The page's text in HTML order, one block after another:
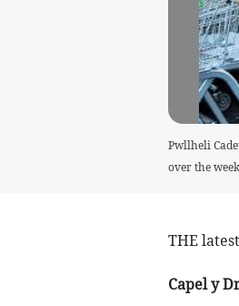
Pwllheli
over the
THE
Capel y